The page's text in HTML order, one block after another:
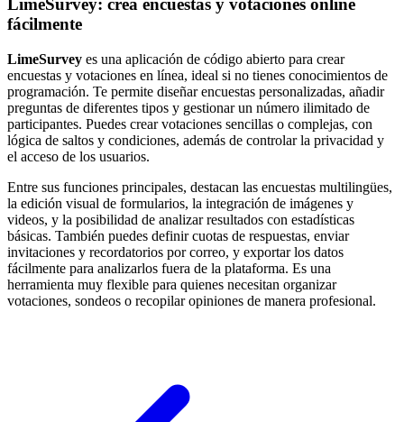
LimeSurvey: crea encuestas y votaciones online
fácilmente
LimeSurvey es una aplicación de código abierto para crear
encuestas y votaciones en línea, ideal si no tienes conocimientos de
programación. Te permite diseñar encuestas personalizadas, añadir
preguntas de diferentes tipos y gestionar un número ilimitado de
participantes. Puedes crear votaciones sencillas o complejas, con
lógica de saltos y condiciones, además de controlar la privacidad y
el acceso de los usuarios.
Entre sus funciones principales, destacan las encuestas multilingües,
la edición visual de formularios, la integración de imágenes y
videos, y la posibilidad de analizar resultados con estadísticas
básicas. También puedes definir cuotas de respuestas, enviar
invitaciones y recordatorios por correo, y exportar los datos
fácilmente para analizarlos fuera de la plataforma. Es una
herramienta muy flexible para quienes necesitan organizar
votaciones, sondeos o recopilar opiniones de manera profesional.